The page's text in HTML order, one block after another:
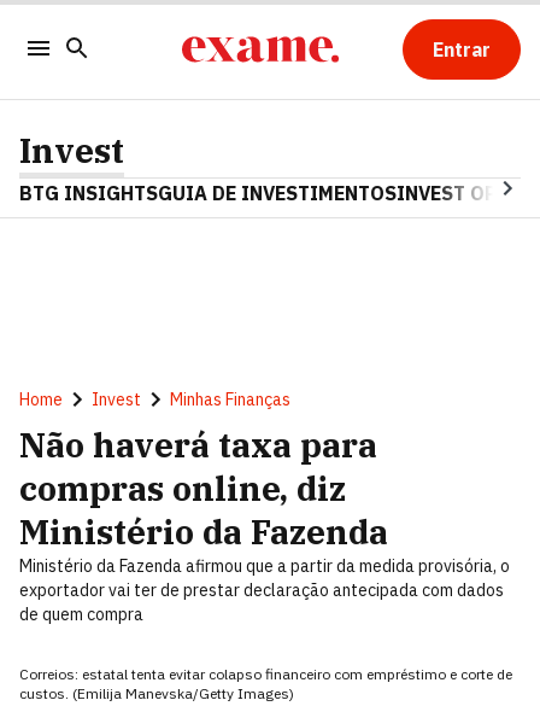
Entrar
Invest
BTG INSIGHTSGUIA DE INVESTIMENTOSINVEST OPINA
Home Invest Minhas Finanças
Não haverá taxa para
compras online, diz
Ministério da Fazenda
Ministério da Fazenda afirmou que a partir da medida provisória, o
exportador vai ter de prestar declaração antecipada com dados
de quem compra
Correios: estatal tenta evitar colapso financeiro com empréstimo e corte de
custos. (Emilija Manevska/Getty Images)